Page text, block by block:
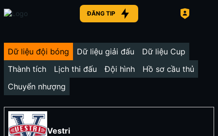
ĐĂNG TIP
Dữ liệu đội bóng Dữ liệu giải đấu
Dữ liệu Cup
Thành tích
Lịch thi đấu Đội hình
Hồ sơ cầu thủ
Chuyển nhượng
Vestri